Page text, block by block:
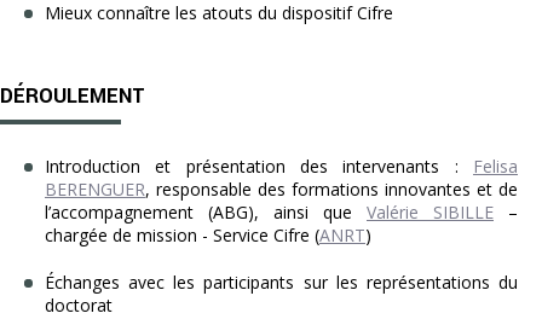
Mieux connaître les atouts du dispositif Cifre
DÉROULEMENT
Introduction et présentation des intervenants :
Felisa
BERENGUER, responsable des formations innovantes et de
l’accompagnement (ABG), ainsi que Valérie SIBILLE –
chargée de mission - Service Cifre (ANRT)
Échanges avec les participants sur les représentations du
doctorat